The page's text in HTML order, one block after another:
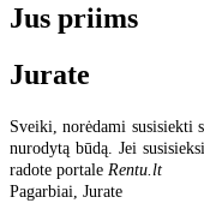
Jus priims
Jurate
Sveiki, norėdami susisiekti
nurodytą būdą. Jei
radote portale Rentu.lt
Pagarbiai, Jurate